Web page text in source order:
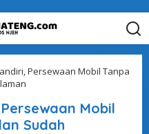
Persewaan Mobil Tanpa
Mobil
Sudah